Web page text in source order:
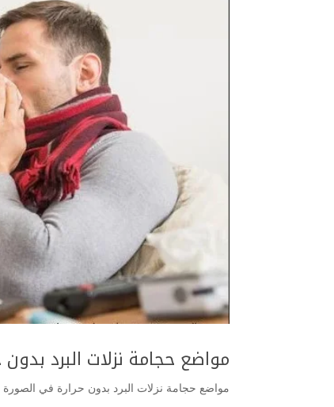
مواضع حجامة نزلات البرد بدون
مواضع حجامة نزلات البرد بدون حرارة في الصورة